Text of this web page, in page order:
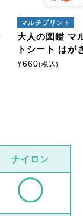
マルチプリント
大人の図鑑 マ
トシート はが
¥660(税込)
ナイロン